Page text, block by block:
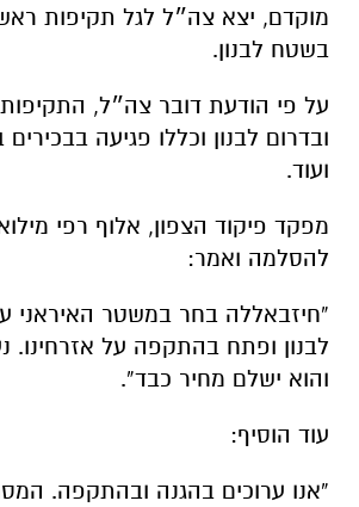
מוקדם, יצא צה״ל לגל תקיפות
בשטח לבנון.
על פי הודעת דובר צה״ל, התקיפות
ובדרום לבנון וכללו פגיעה
ועוד.
מפקד פיקוד הצפון, אלוף רפי
להסלמה ואמר:
“חיזבאללה בחר במשטר האיראני
לבנון ופתח בהתקפה על אזרחינו.
והוא ישלם מחיר כבד”.
עוד הוסיף:
“אנו ערוכים בהגנה ובהתקפה.